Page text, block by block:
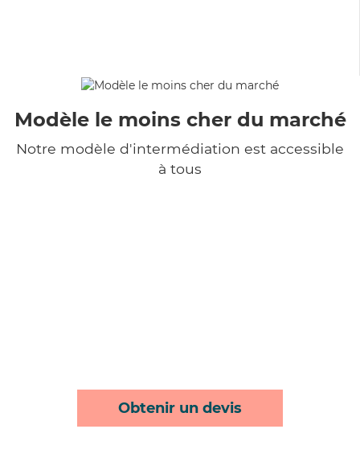
Modèle le moins cher du marché
Notre modèle d'intermédiation est accessible
à tous
Obtenir un devis